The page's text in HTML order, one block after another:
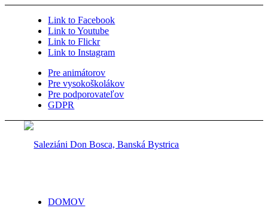
Link to Facebook
Link to Youtube
Link to Flickr
Link to Instagram
Pre animátorov
Pre vysokoškolákov
Pre podporovateľov
GDPR
DOMOV